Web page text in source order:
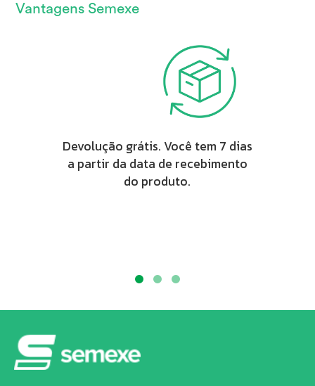
Vantagens Semexe
Devolução grátis. Você tem 7 dias
a partir da data de recebimento
do produto.